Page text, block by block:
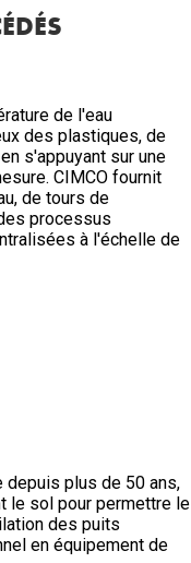
de l'eau
des plastiques, de
s'appuyant sur une
CIMCO fournit
de tours de
processus
à l'échelle de
depuis plus de 50 ans,
le sol pour permettre le
des puits
en équipement de